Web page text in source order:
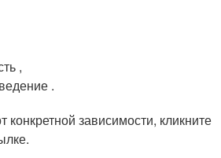
,
.
конкретной зависимости, кликните